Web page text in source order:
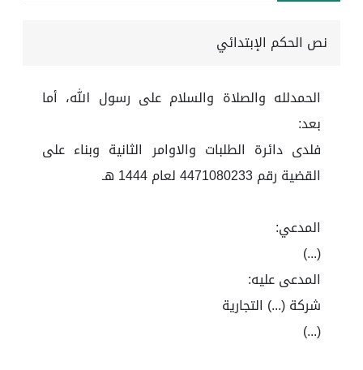
نص الحكم الإبتدائي
الحمدلله والصلاة والسلام على رسول الله، أما
بعد:
فلدى دائرة الطلبات والاوامر الثانية وبناء على
القضية رقم 4471080233 لعام 1444 هـ
المدعي:
(...)
المدعى عليه:
شركة (...) التجارية
(...)